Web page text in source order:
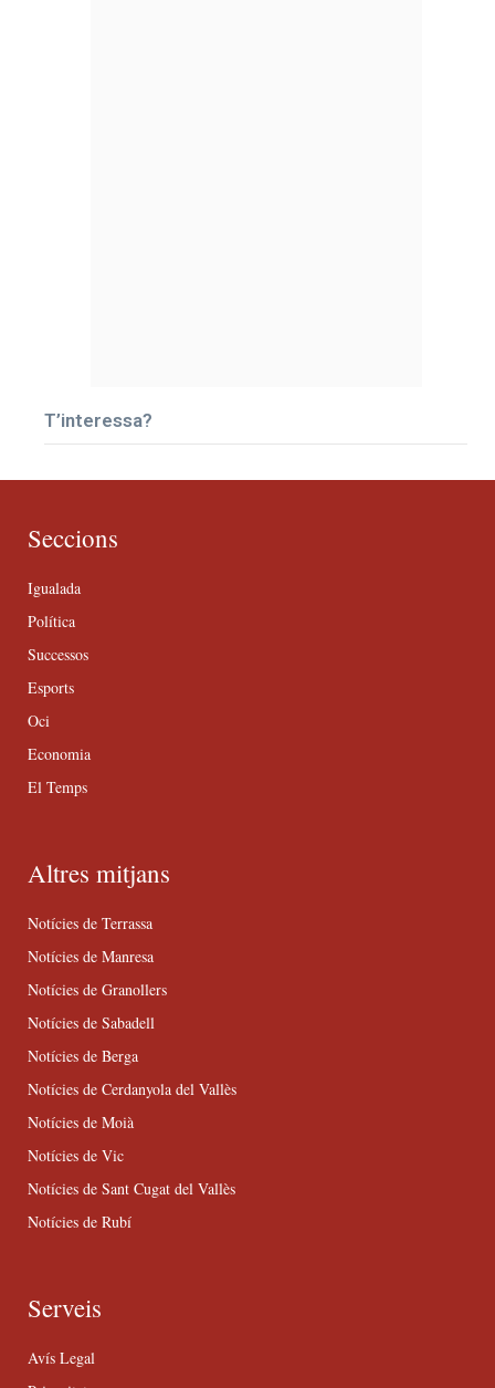
T’interessa?
Seccions
Igualada
Política
Successos
Esports
Oci
Economia
El Temps
Altres mitjans
Notícies de Terrassa
Notícies de Manresa
Notícies de Granollers
Notícies de Sabadell
Notícies de Berga
Notícies de Cerdanyola del Vallès
Notícies de Moià
Notícies de Vic
Notícies de Sant Cugat del Vallès
Notícies de Rubí
Serveis
Avís Legal